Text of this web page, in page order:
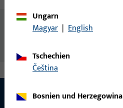
Inhalt
Ungarn
Magyar | English
Tschechien
čeština
Bosnien und Herzegowina